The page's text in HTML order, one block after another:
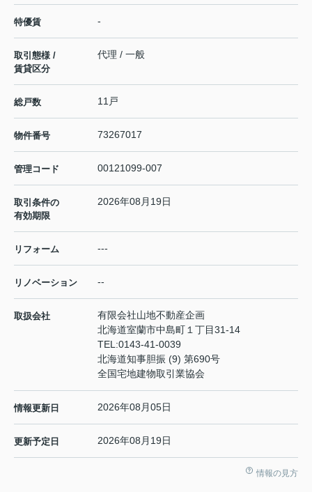
特優賃 -
取引態様 /
賃貸区分
代理 / 一般
総戸数 11戸
物件番号 73267017
管理コード 00121099-007
取引条件の
有効期限
2026年08月19日
リフォーム ---
リノベーション --
取扱会社
有限会社山地不動産企画
北海道室蘭市中島町１丁目31-14
TEL:0143-41-0039
北海道知事胆振 (9) 第690号
全国宅地建物取引業協会
情報更新日 2026年08月05日
更新予定日 2026年08月19日
情報の見方